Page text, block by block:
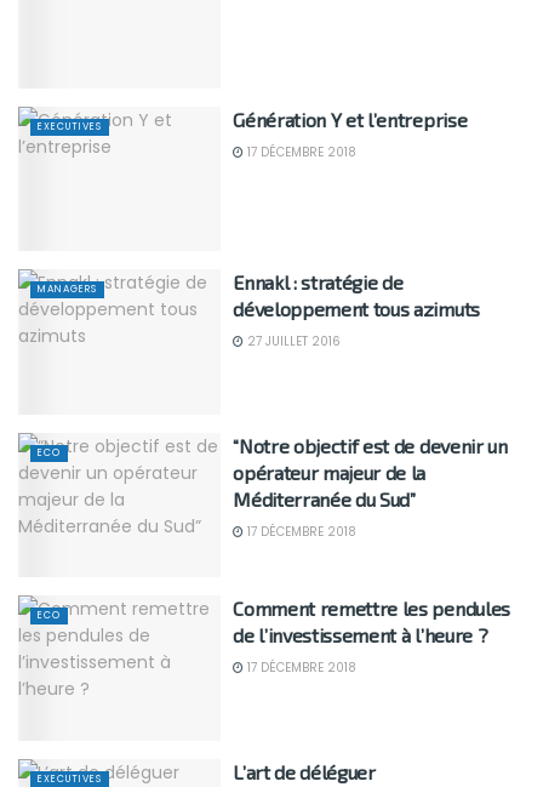
EXECUTIVES Génération Y et l’entreprise
17 DÉCEMBRE 2018
MANAGERS
Ennakl : stratégie de
développement tous azimuts
27 JUILLET 2016
ECO
“Notre objectif est de devenir un
opérateur majeur de la
Méditerranée du Sud”
17 DÉCEMBRE 2018
ECO
Comment remettre les pendules
de l’investissement à l’heure ?
17 DÉCEMBRE 2018
EXECUTIVES L’art de déléguer